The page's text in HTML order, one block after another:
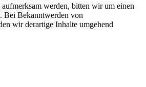
werden, bitten wir um einen
Bei Bekanntwerden von
wir derartige Inhalte umgehend